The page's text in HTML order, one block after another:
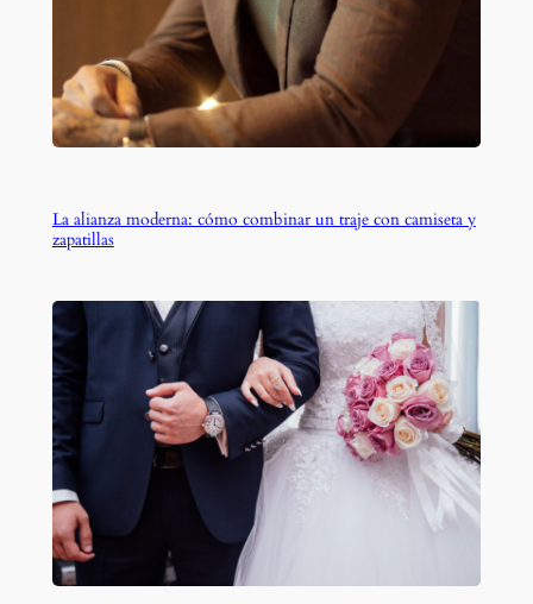
La alianza moderna: cómo combinar un traje con camiseta y
zapatillas